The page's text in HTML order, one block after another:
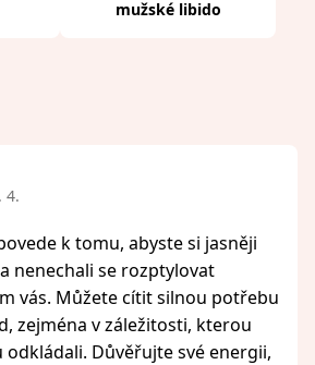
mužské libido
4.
k tomu, abyste si jasněji
nenechali se rozptylovat
vás. Můžete cítit silnou potřebu
zejména v záležitosti, kterou
odkládali. Důvěřujte své energii,